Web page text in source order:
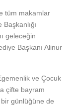
tüm makamlar
geleceğin
Başkanı Alinur
ve Çocuk
çifte bayram
günlüğüne de